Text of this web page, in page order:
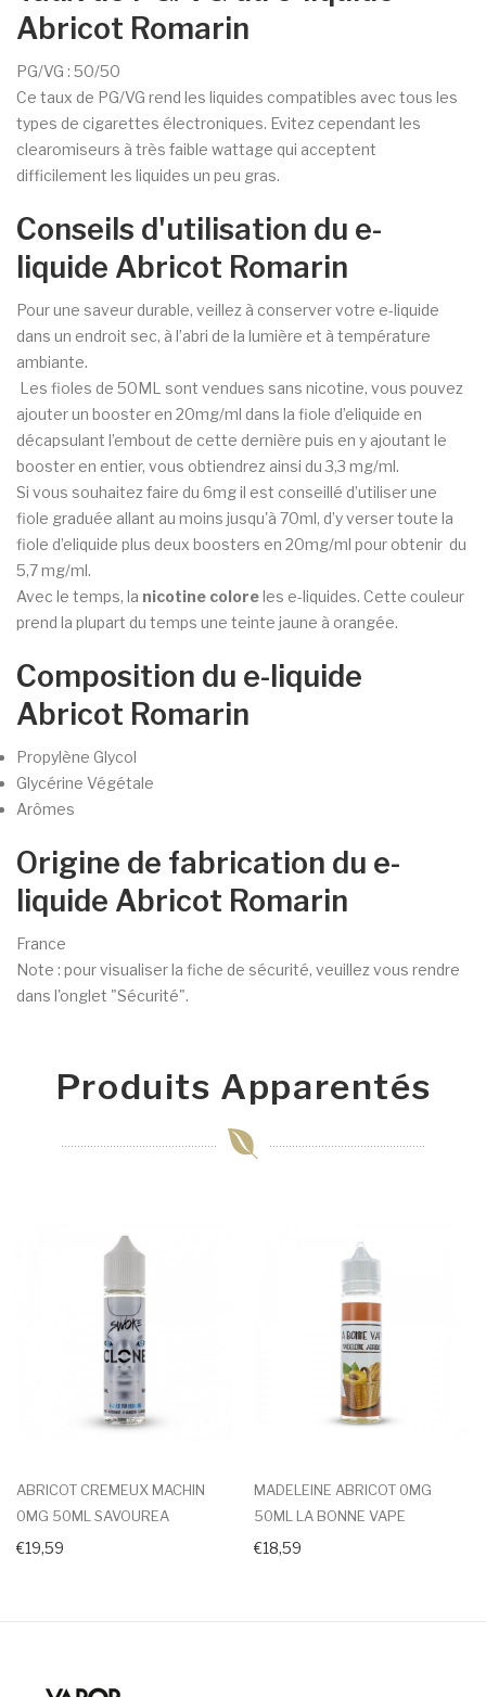
Abricot Romarin
PG/VG : 50/50
Ce taux de PG/VG rend les liquides compatibles avec tous les
types de cigarettes électroniques. Evitez cependant les
clearomiseurs à très faible wattage qui acceptent
difficilement les liquides un peu gras.
Conseils d'utilisation du e-
liquide Abricot Romarin
Pour une saveur durable, veillez à conserver votre e-liquide
dans un endroit sec, à l’abri de la lumière et à température
ambiante.
Les fioles de 50ML sont vendues sans nicotine, vous pouvez
ajouter un booster en 20mg/ml dans la fiole d’eliquide en
décapsulant l’embout de cette dernière puis en y ajoutant le
booster en entier, vous obtiendrez ainsi du 3,3 mg/ml.
Si vous souhaitez faire du 6mg il est conseillé d’utiliser une
fiole graduée allant au moins jusqu'à 70ml, d’y verser toute la
fiole d’eliquide plus deux boosters en 20mg/ml pour obtenir du
5,7 mg/ml.
Avec le temps, la nicotine coloreles e-liquides. Cette couleur
prend la plupart du temps une teinte jaune à orangée.
Composition du e-liquide
Abricot Romarin
Propylène Glycol
Glycérine Végétale
Arômes
Origine de fabrication du e-
liquide Abricot Romarin
France
Note : pour visualiser la fiche de sécurité, veuillez vous rendre
dans l'onglet "Sécurité".
Produits Apparentés
ABRICOT CREMEUX MACHIN
0MG 50ML SAVOUREA
€19,59
MADELEINE ABRICOT 0MG
50ML LA BONNE VAPE
€18,59